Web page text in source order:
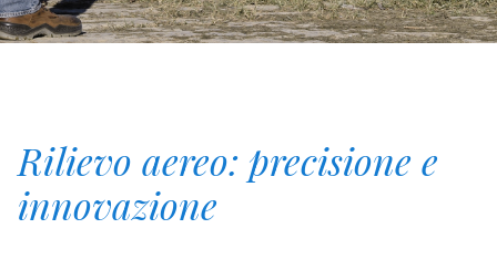
Rilievo aereo: precisione e
innovazione